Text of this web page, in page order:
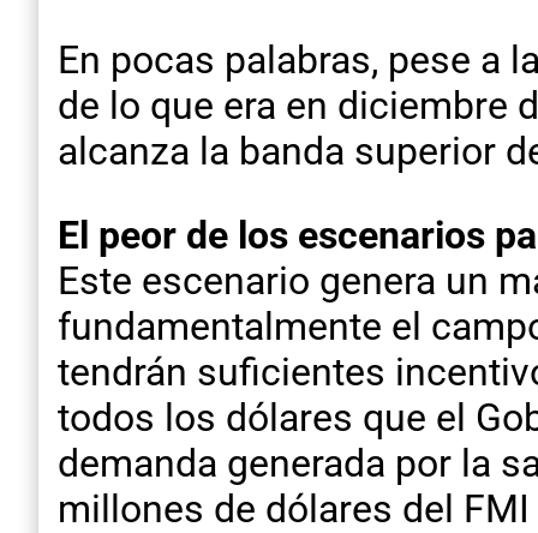
En pocas palabras, pese a
de lo que era en diciembre
alcanza la banda superior
El peor de los escenarios
Este escenario genera un
fundamentalmente el
tendrán suficientes
todos los dólares que el
demanda generada por la
millones de dólares del